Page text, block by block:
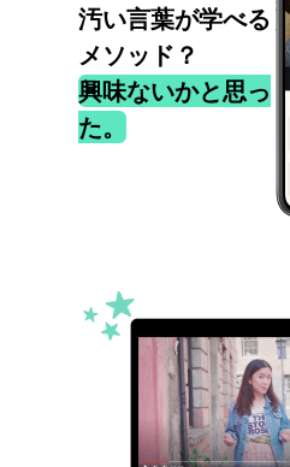
汚い言葉が学べる
メソッド？
興味ないかと思っ
た。